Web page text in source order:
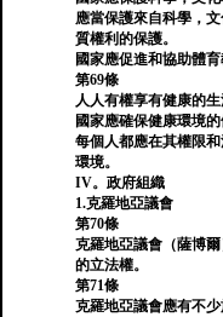
應當保護來自科學，
質權利的保護。
國家應促進和協助體育
第69條
人人有權享有健康的生
國家應確保健康環境的
每個人都應在其權限
環境。
IV。政府組織
1.克羅地亞議會
第70條
克羅地亞議會（薩博
的立法權。
第71條
克羅地亞議會應有不